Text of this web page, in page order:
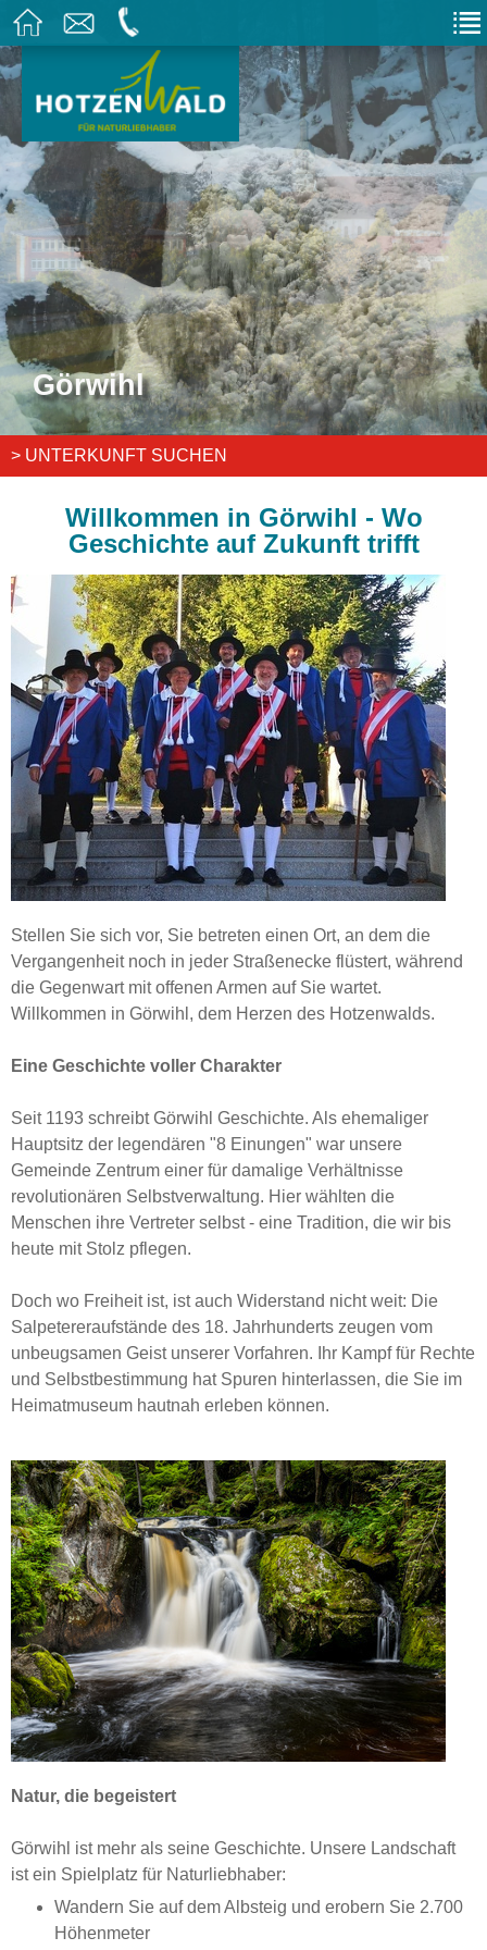
Görwihl
> UNTERKUNFT SUCHEN
Willkommen in Görwihl - Wo
Geschichte auf Zukunft trifft
Stellen Sie sich vor, Sie betreten einen Ort, an dem die
Vergangenheit noch in jeder Straßenecke flüstert, während
die Gegenwart mit offenen Armen auf Sie wartet.
Willkommen in Görwihl, dem Herzen des Hotzenwalds.
Eine Geschichte voller Charakter
Seit 1193 schreibt Görwihl Geschichte. Als ehemaliger
Hauptsitz der legendären "8 Einungen" war unsere
Gemeinde Zentrum einer für damalige Verhältnisse
revolutionären Selbstverwaltung. Hier wählten die
Menschen ihre Vertreter selbst - eine Tradition, die wir bis
heute mit Stolz pflegen.
Doch wo Freiheit ist, ist auch Widerstand nicht weit: Die
Salpetereraufstände des 18. Jahrhunderts zeugen vom
unbeugsamen Geist unserer Vorfahren. Ihr Kampf für Rechte
und Selbstbestimmung hat Spuren hinterlassen, die Sie im
Heimatmuseum hautnah erleben können.
Natur, die begeistert
Görwihl ist mehr als seine Geschichte. Unsere Landschaft
ist ein Spielplatz für Naturliebhaber:
Wandern Sie auf dem Albsteig und erobern Sie 2.700
Höhenmeter